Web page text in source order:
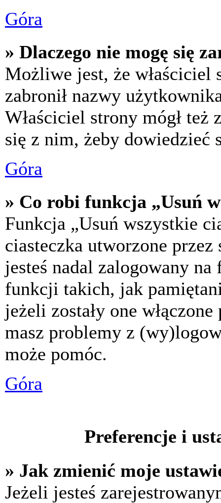
Góra
» Dlaczego nie mogę się
Możliwe jest, że właściciel
zabronił nazwy
Właściciel strony mógł
się z nim, żeby dowiedzieć
Góra
» Co robi funkcja „Usuń
Funkcja „Usuń wszystkie
ciasteczka utworzone
jesteś nadal zalogowany
funkcji takich, jak
jeżeli zostały one
masz problemy z
może pomóc.
Góra
Preferencje i
» Jak zmienić moje
Jeżeli jesteś